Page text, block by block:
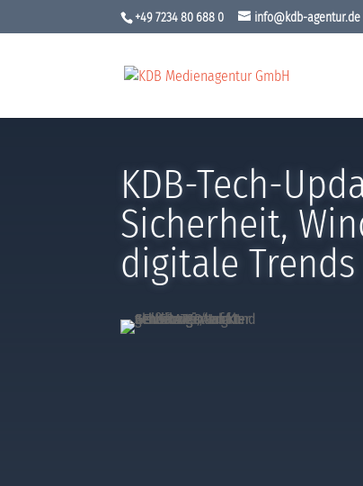
+49 7234 80 688 0 info@kdb-agentur.de
KDB-Tech-
Sicherheit,
digitale Trends